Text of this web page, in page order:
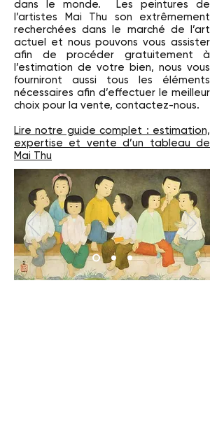
dans le monde. Les peintures de
l’artistes Mai Thu son extrêmement
recherchées dans le marché de l’art
actuel et nous pouvons vous assister
afin de procéder gratuitement à
l’estimation de votre bien, nous vous
fourniront aussi tous les éléments
nécessaires afin d’effectuer le meilleur
choix pour la vente, contactez-nous.
Lire notre guide complet : estimation,
expertise et vente d’un tableau de
Mai Thu